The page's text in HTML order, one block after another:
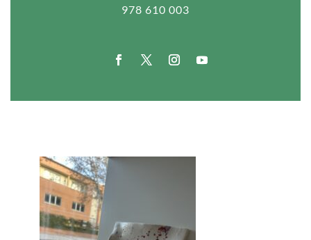
978 610 003